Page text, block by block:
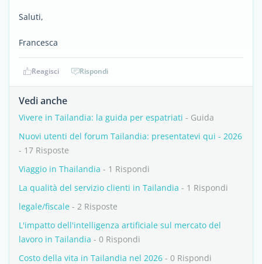
Saluti,
Francesca
Reagisci Rispondi
Vedi anche
Vivere in Tailandia: la guida per espatriati - Guida
Nuovi utenti del forum Tailandia: presentatevi qui - 2026
- 17 Risposte
Viaggio in Thailandia - 1 Rispondi
La qualità del servizio clienti in Tailandia - 1 Rispondi
legale/fiscale - 2 Risposte
L'impatto dell'intelligenza artificiale sul mercato del
lavoro in Tailandia - 0 Rispondi
Costo della vita in Tailandia nel 2026 - 0 Rispondi